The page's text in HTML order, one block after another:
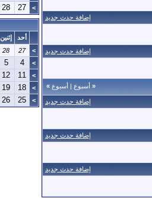
إضافة حدث جديد
إضافة حدث جديد
« أسبوع | أسبوع »
إضافة حدث جديد
إضافة حدث جديد
إضافة حدث جديد
>
27
28
أحد إثنين
>
27
28
>
4
5
>
11
12
>
18
19
>
25
26